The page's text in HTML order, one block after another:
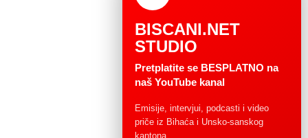
BISCANI.NET
STUDIO
Pretplatite se BESPLATNO na
naš YouTube kanal
Emisije, intervjui, podcasti i video
priče iz Bihaća i Unsko-sanskog
kantona.